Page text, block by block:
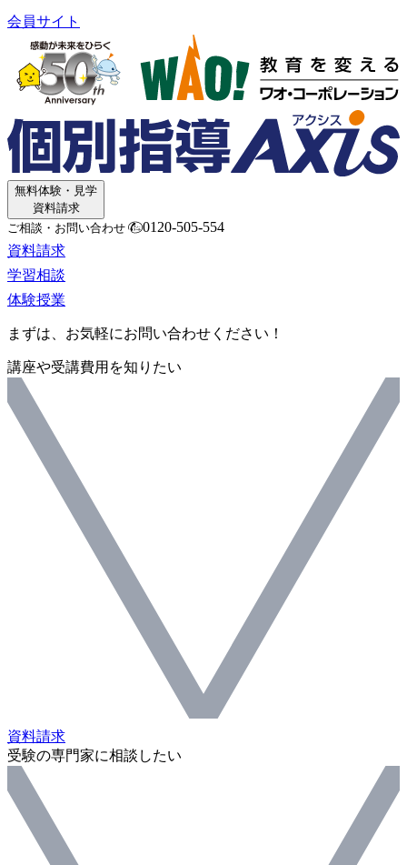
会員サイト
無料体験・見学
資料請求
ご相談・お問い合わせ
0120-505-554
資料請求
学習相談
体験授業
まずは、お気軽にお問い合わせください！
講座や受講費用を知りたい
資料請求
受験の専門家に相談したい